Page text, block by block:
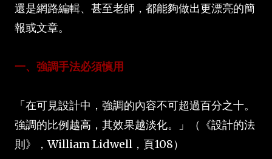
還是網路編輯、甚至老師，都能夠做出更漂亮的簡
報或文章。
一、強調手法必須慎用
「在可見設計中，強調的內容不可超過百分之十。
強調的比例越高，其效果越淡化。」（《設計的法
則》，William Lidwell，頁108）